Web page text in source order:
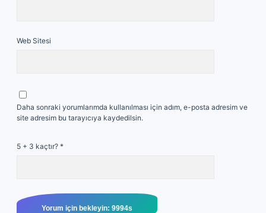
Web Sitesi
Daha sonraki yorumlarımda kullanılması için adım, e-posta adresim ve
site adresim bu tarayıcıya kaydedilsin.
5 + 3 kaçtır? *